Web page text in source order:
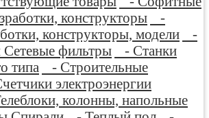
конструкторы
-
конструкторы, модели
-
Сетевые фильтры
- Станки
типа
- Строительные
электроэнергии
колонны, напольные